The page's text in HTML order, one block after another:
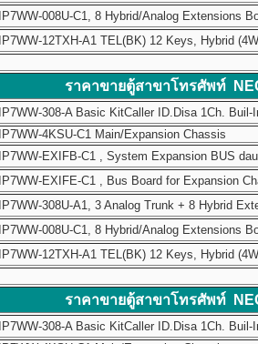
IP7WW-008U-C1, 8 Hybrid/Analog Extensions
IP7WW-12TXH-A1 TEL(BK) 12 Keys, Hybrid
ราคาขายตู้สาขาโทรศัพท์
IP7WW-308-A Basic KitCaller ID.Disa 1Ch.
IP7WW-4KSU-C1 Main/Expansion Chassis
IP7WW-EXIFB-C1 , System Expansion BUS
IP7WW-EXIFE-C1 , Bus Board for Expansion
IP7WW-308U-A1, 3 Analog Trunk + 8 Hybrid
IP7WW-008U-C1, 8 Hybrid/Analog Extensions
IP7WW-12TXH-A1 TEL(BK) 12 Keys, Hybrid
ราคาขายตู้สาขาโทรศัพท์
IP7WW-308-A Basic KitCaller ID.Disa 1Ch.